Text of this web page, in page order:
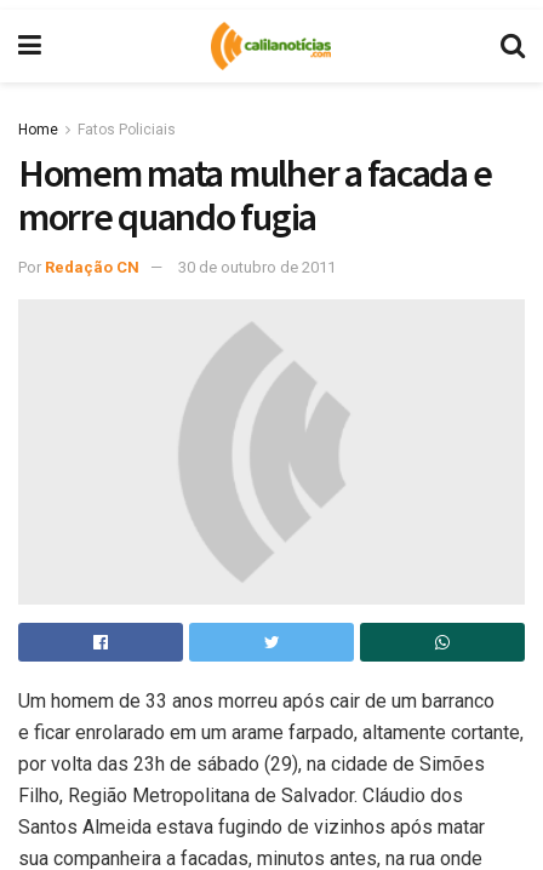
Home Fatos Policiais
Homem mata mulher a facada e
morre quando fugia
Por Redação CN 30 de outubro de 2011
Um homem de 33 anos morreu após cair de um barranco
e ficar enrolarado em um arame farpado, altamente cortante,
por volta das 23h de sábado (29), na cidade de Simões
Filho, Região Metropolitana de Salvador. Cláudio dos
Santos Almeida estava fugindo de vizinhos após matar
sua companheira a facadas, minutos antes, na rua onde